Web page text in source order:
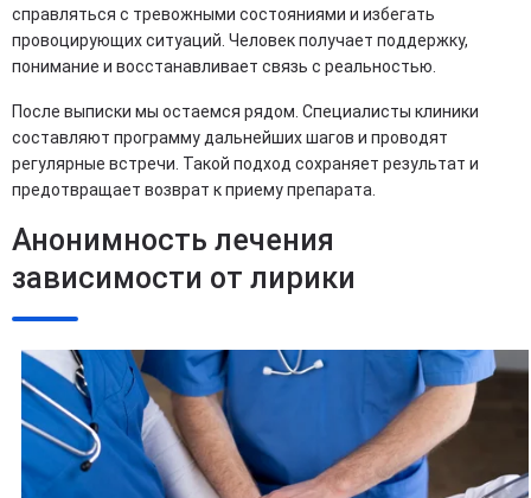
справляться с тревожными состояниями и избегать
провоцирующих ситуаций. Человек получает поддержку,
понимание и восстанавливает связь с реальностью.
После выписки мы остаемся рядом. Специалисты клиники
составляют программу дальнейших шагов и проводят
регулярные встречи. Такой подход сохраняет результат и
предотвращает возврат к приему препарата.
Анонимность лечения
зависимости от лирики